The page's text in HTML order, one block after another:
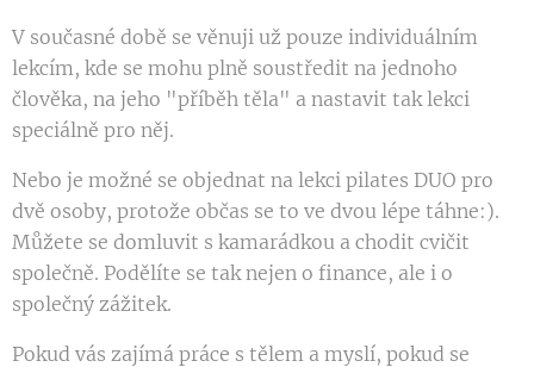
V současné době se věnuji už pouze individuálním
lekcím, kde se mohu plně soustředit na jednoho
člověka, na jeho "příběh těla" a nastavit tak lekci
speciálně pro něj.
Nebo je možné se objednat na lekci pilates DUO pro
dvě osoby, protože občas se to ve dvou lépe táhne:).
Můžete se domluvit s kamarádkou a chodit cvičit
společně. Podělíte se tak nejen o finance, ale i o
společný zážitek.
Pokud vás zajímá práce s tělem a myslí, pokud se